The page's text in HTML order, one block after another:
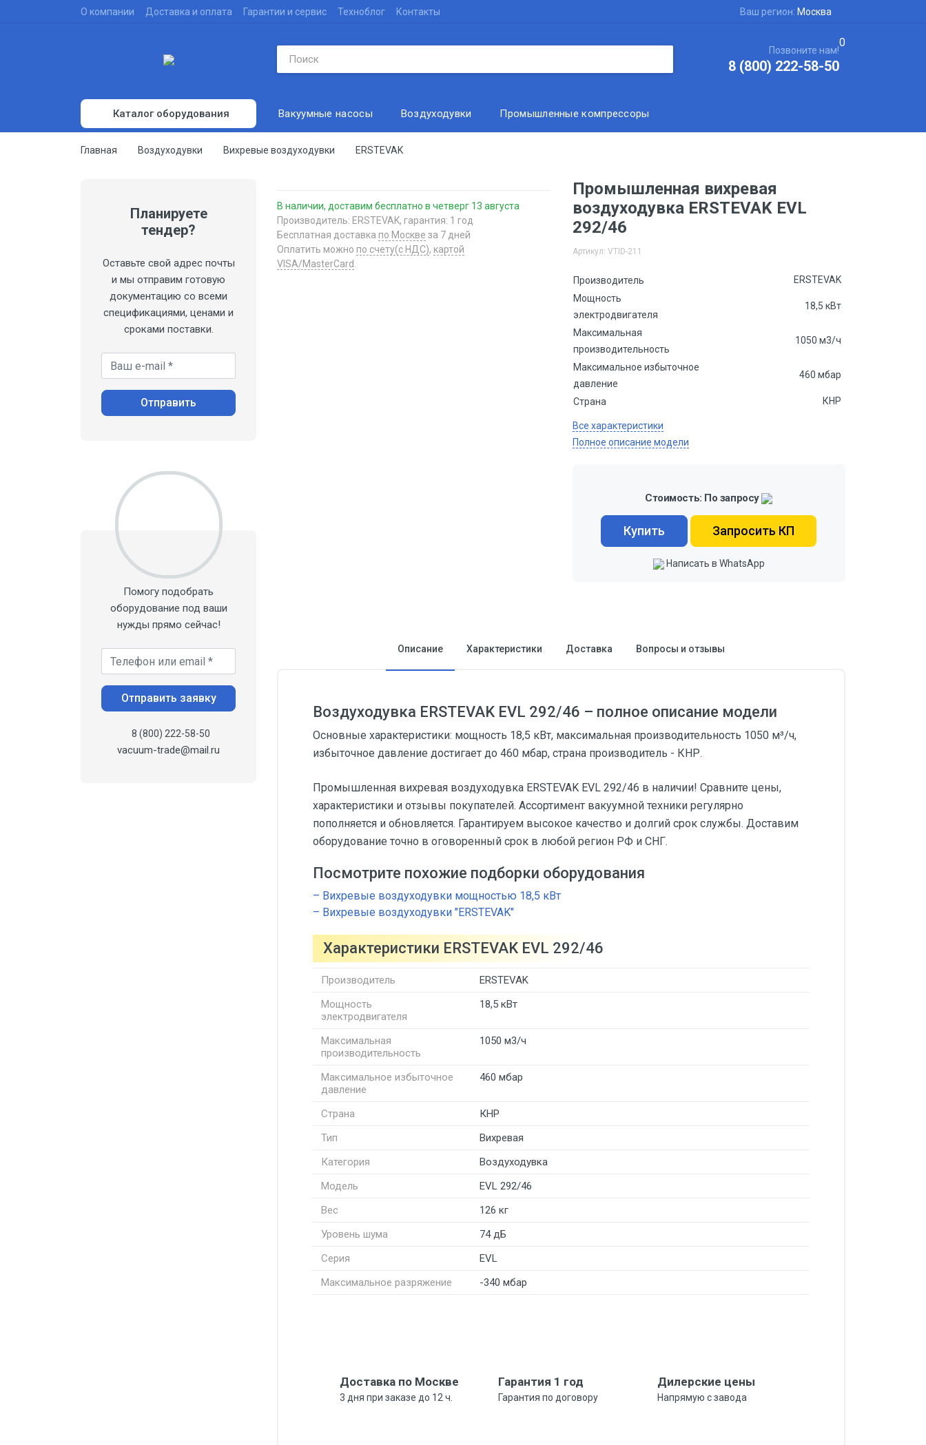
О компании Доставка и оплата Гарантии и сервис Техноблог Контакты Ваш регион: Москва
Позвоните нам!
8 (800) 222-58-50
0
Вакуумные насосы
Испытательное оборудование
Вакуумные камеры
Вакуумметры
Масс-спектрометры
Вакуумная арматура
Изостатические прессы
Вакуумные мешки
Вакуумное масло
Вакуумные датчики
Каталог оборудования Вакуумные насосы Воздуходувки Промышленные компрессоры
Главная Воздуходувки Вихревые воздуходувки ERSTEVAK
Планируете
тендер?
Оставьте свой адрес почты
и мы отправим готовую
документацию со всеми
спецификациями, ценами и
сроками поставки.
Ваш e-mail *
Отправить
Помогу подобрать
оборудование под ваши
нужды прямо сейчас!
Ваш телефон *
Отправить заявку
8 (800) 222-58-50
vacuum-trade@mail.ru
В наличии, доставим бесплатно в четверг 13 августа
Производитель: ERSTEVAK, гарантия: 1 год
Бесплатная доставка по Москве за 7 дней
Оплатить можно по счету(с НДС), картой
VISA/MasterCard
Промышленная вихревая
воздуходувка ERSTEVAK EVL
292/46
Артикул: VTID-211
Производитель
ERSTEVAK
Мощность
электродвигателя
18,5 кВт
Максимальная
производительность
1050 м3/ч
Максимальное избыточное
давление
460 мбар
Страна КНР
Все характеристики
Полное описание модели
Стоимость: По запросу
Купить Запросить КП
Написать в WhatsApp
Описание Характеристики Доставка Вопросы и отзывы
Воздуходувка ERSTEVAK EVL 292/46 – полное описание модели
Основные характеристики: мощность 18,5 кВт, максимальная производительность 1050 м³/ч,
избыточное давление достигает до 460 мбар, страна производитель - КНР.
Промышленная вихревая воздуходувка ERSTEVAK EVL 292/46 в наличии! Сравните цены,
характеристики и отзывы покупателей. Ассортимент вакуумной техники регулярно
пополняется и обновляется. Гарантируем высокое качество и долгий срок службы. Доставим
оборудование точно в оговоренный срок в любой регион РФ и СНГ.
Посмотрите похожие подборки оборудования
– Вихревые воздуходувки мощностью 18,5 кВт
– Вихревые воздуходувки "ERSTEVAK"
Характеристики ERSTEVAK EVL 292/46
Производитель
ERSTEVAK
Мощность
электродвигателя
18,5 кВт
Максимальная
производительность
1050 м3/ч
Максимальное избыточное
давление
460 мбар
Страна
КНР
Тип
Вихревая
Категория
Воздуходувка
Модель
EVL 292/46
Вес
126 кг
Уровень шума
74 дБ
Серия
EVL
Максимальное разряжение
-340 мбар
Доставка по Москве
3 дня при заказе до 12 ч.
Гарантия 1 год
Гарантия по договору
Дилерские цены
Напрямую с завода